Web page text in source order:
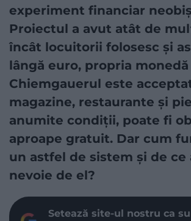
experiment financiar
Proiectul a avut atât de
încât locuitorii folosesc și
lângă euro, propria monedă
Chiemgauerul este
magazine, restaurante și
anumite condiții, poate fi
aproape gratuit. Dar cum
un astfel de sistem și de ce
nevoie de el?
Setează site-ul nostru ca